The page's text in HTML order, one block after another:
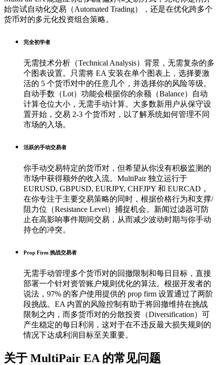
始尝试自动化交易（Automated Trading），还是在优化跨多个
货币对的多元化投资组合策略。
完全初学者
无需技术分析（Technical Analysis）背景，无需复杂的多
个图表设置。只需将 EA 安装在单个图表上，选择要激
活的 5 个货币对中的任意几个，并选择你的风险等级。
自动手数（Lot）功能会根据你的余额（Balance）自动
计算仓位大小，无需手动计算。大多数新用户从保守设
置开始，交易 2-3 个货币对，以了解系统如何管理不同
市场的入场。
活跃的手动交易者
你手动交易特定的货币对，但希望从你没有积极监测的
市场中获得额外的收入流。MultiPair 独立运行于
EURUSD, GBPUSD, EURJPY, CHFJPY 和 EURCAD，
在你专注于主要交易策略的同时，根据价格行为和支撑/
阻力位（Resistance Level）捕捉机会。新闻过滤器可防
止在高影响事件期间交易，从而减少波动时期与你手动
持仓的冲突。
Prop Firm 挑战交易者
无需手动管理多个货币对的回撤限制和每日目标，直接
部署一个针对资管账户规则优化的算法。根据开发者的
说法，97% 的客户使用提供的 prop firm 设置通过了两阶
段挑战。EA 内置的风险控制有助于将回撤维持在挑战
限制之内，而多货币对的分散投资（Diversification）可
产生稳定的每日利润，这对于在不违反最大损失规则的
情况下达成利润目标至关重要。
关于 MultiPair EA 的常见问题